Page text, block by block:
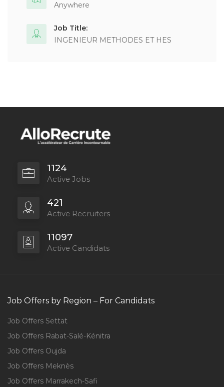
Anywhere
Job Title:
INGENIEUR METHODES ET HES
1124
Active Jobs
421
Active Recruiters
11097
Active Candidats
Job Offers by Region – For Candidats
Job Offers Settat
Job Offers Rabat-Salé-Kénitra
Job Offers Oujda
Job Offers Meknès
Job Offers Marrakech-Safi